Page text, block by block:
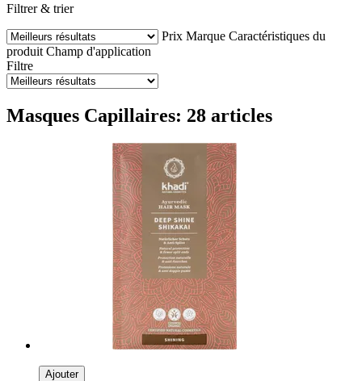
Filtrer & trier
Prix Marque Caractéristiques du
produit Champ d'application
Filtre
Masques Capillaires: 28 articles
Ajouter